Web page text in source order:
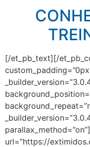
[/et_pb_text][/
url=”https://